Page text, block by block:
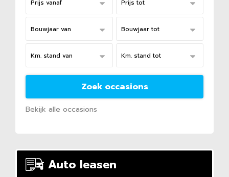
Bekijk alle occasions
Auto leasen